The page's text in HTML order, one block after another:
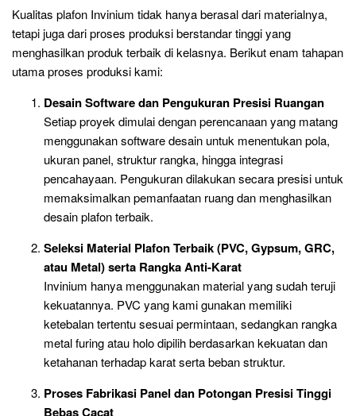
Kualitas plafon Invinium tidak hanya berasal dari materialnya,
tetapi juga dari proses produksi berstandar tinggi yang
menghasilkan produk terbaik di kelasnya. Berikut enam tahapan
utama proses produksi kami:
Desain Software dan Pengukuran Presisi Ruangan
Setiap proyek dimulai dengan perencanaan yang matang
menggunakan software desain untuk menentukan pola,
ukuran panel, struktur rangka, hingga integrasi
pencahayaan. Pengukuran dilakukan secara presisi untuk
memaksimalkan pemanfaatan ruang dan menghasilkan
desain plafon terbaik.
Seleksi Material Plafon Terbaik (PVC, Gypsum, GRC,
atau Metal) serta Rangka Anti-Karat
Invinium hanya menggunakan material yang sudah teruji
kekuatannya. PVC yang kami gunakan memiliki
ketebalan tertentu sesuai permintaan, sedangkan rangka
metal furing atau holo dipilih berdasarkan kekuatan dan
ketahanan terhadap karat serta beban struktur.
Proses Fabrikasi Panel dan Potongan Presisi Tinggi
Bebas Cacat